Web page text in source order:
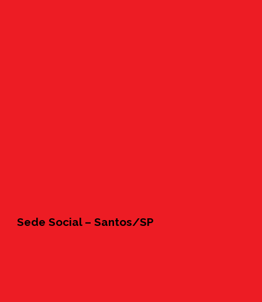
Sede Social – Santos/SP